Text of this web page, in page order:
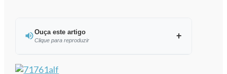
Ouça este artigo
Clique para reproduzir